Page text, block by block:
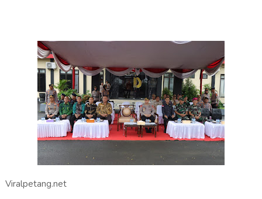
Viralpetang.net